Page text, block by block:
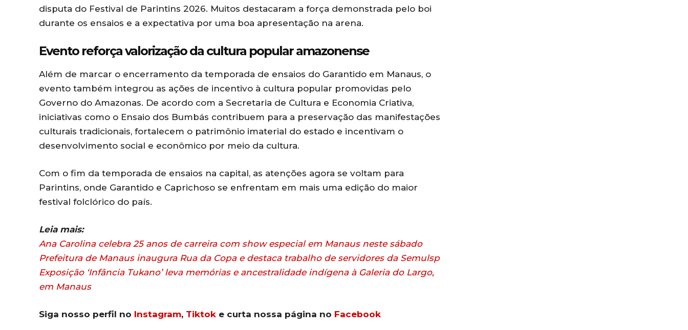
disputa do Festival de Parintins 2026. Muitos destacaram a força demonstrada pelo boi
durante os ensaios e a expectativa por uma boa apresentação na arena.
Evento reforça valorização da cultura popular amazonense
Além de marcar o encerramento da temporada de ensaios do Garantido em Manaus, o
evento também integrou as ações de incentivo à cultura popular promovidas pelo
Governo do Amazonas. De acordo com a Secretaria de Cultura e Economia Criativa,
iniciativas como o Ensaio dos Bumbás contribuem para a preservação das manifestações
culturais tradicionais, fortalecem o patrimônio imaterial do estado e incentivam o
desenvolvimento social e econômico por meio da cultura.
Com o fim da temporada de ensaios na capital, as atenções agora se voltam para
Parintins, onde Garantido e Caprichoso se enfrentam em mais uma edição do maior
festival folclórico do país.
Leia mais:
Ana Carolina celebra 25 anos de carreira com show especial em Manaus neste sábado
Prefeitura de Manaus inaugura Rua da Copa e destaca trabalho de servidores da Semulsp
Exposição ‘Infância Tukano’ leva memórias e ancestralidade indígena à Galeria do Largo,
em Manaus
Siga nosso perfil no Instagram, Tiktok e curta nossa página no Facebook